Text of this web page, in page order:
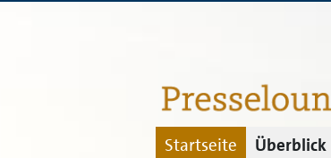
Startseite Überblick